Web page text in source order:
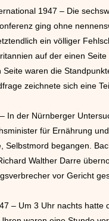
1947 – Die
ging ohne
ein völliger
auf der einen
waren die
zeichnete sich eine
In der Nürnberger
für Ernährung
Selbstmord begangen.
Walther Darre
vor Gericht
– Um 3 Uhr nachts hatte